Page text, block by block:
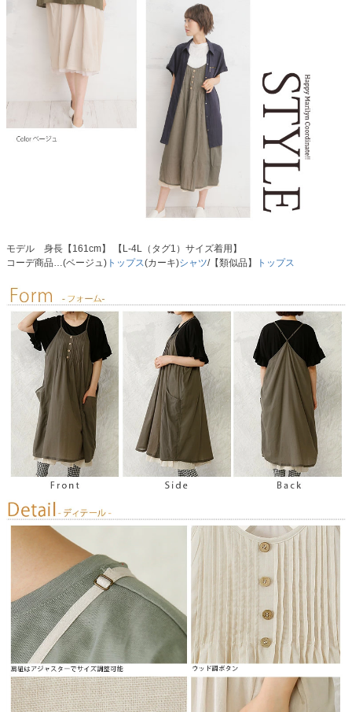
モデル 身長【161cm】 【L-4L（タグ1）サイズ着用】
コーデ商品…(ベージュ) トップス(カーキ)シャツ/【類似品】 トップス